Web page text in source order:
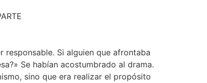
responsable. Si alguien que afrontaba
Se habían acostumbrado al drama.
sino que era realizar el propósito